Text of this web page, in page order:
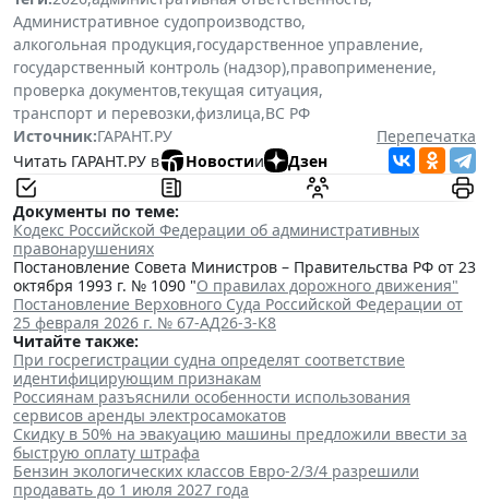
Административное судопроизводство,
алкогольная продукция,государственное управление,
государственный контроль (надзор),правоприменение,
проверка документов,текущая ситуация,
транспорт и перевозки,физлица,ВС РФ
Источник:ГАРАНТ.РУ
Перепечатка
Читать ГАРАНТ.РУ в
Новостии Дзен
Документы по теме:
Кодекс Российской Федерации об административных
правонарушениях
Постановление Совета Министров – Правительства РФ от 23
октября 1993 г. № 1090 "О правилах дорожного движения"
Постановление Верховного Суда Российской Федерации от
25 февраля 2026 г. № 67-АД26-3-К8
Читайте также:
При госрегистрации судна определят соответствие
идентифицирующим признакам
Россиянам разъяснили особенности использования
сервисов аренды электросамокатов
Скидку в 50% на эвакуацию машины предложили ввести за
быструю оплату штрафа
Бензин экологических классов Евро-2/3/4 разрешили
продавать до 1 июля 2027 года